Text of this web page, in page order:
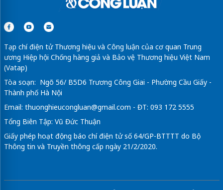
Tạp chí điện tử Thương hiệu và Công luận của cơ quan Trung
ương Hiệp hội Chống hàng giả và Bảo vệ Thương hiệu Việt Nam
(Vatap)
Tòa soạn: Ngõ 56/ B5D6 Trương Công Giai - Phường Cầu Giấy -
Thành phố Hà Nội
Email: thuonghieucongluan@gmail.com - ĐT: 093 172 5555
Tổng Biên Tập: Vũ Đức Thuận
Giấy phép hoạt động báo chí điện tử số 64/GP-BTTTT do Bộ
Thông tin và Truyền thông cấp ngày 21/2/2020.